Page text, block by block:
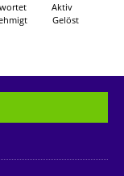
Aktiv
Gelöst